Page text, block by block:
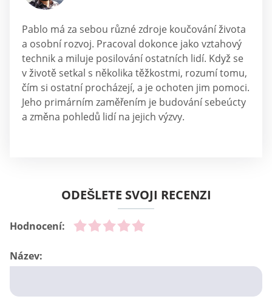
Pablo má za sebou různé zdroje koučování života
a osobní rozvoj. Pracoval dokonce jako vztahový
technik a miluje posilování ostatních lidí. Když se
v životě setkal s několika těžkostmi, rozumí tomu,
čím si ostatní procházejí, a je ochoten jim pomoci.
Jeho primárním zaměřením je budování sebeúcty
a změna pohledů lidí na jejich výzvy.
ODEŠLETE SVOJI RECENZI
Hodnocení:
Název: